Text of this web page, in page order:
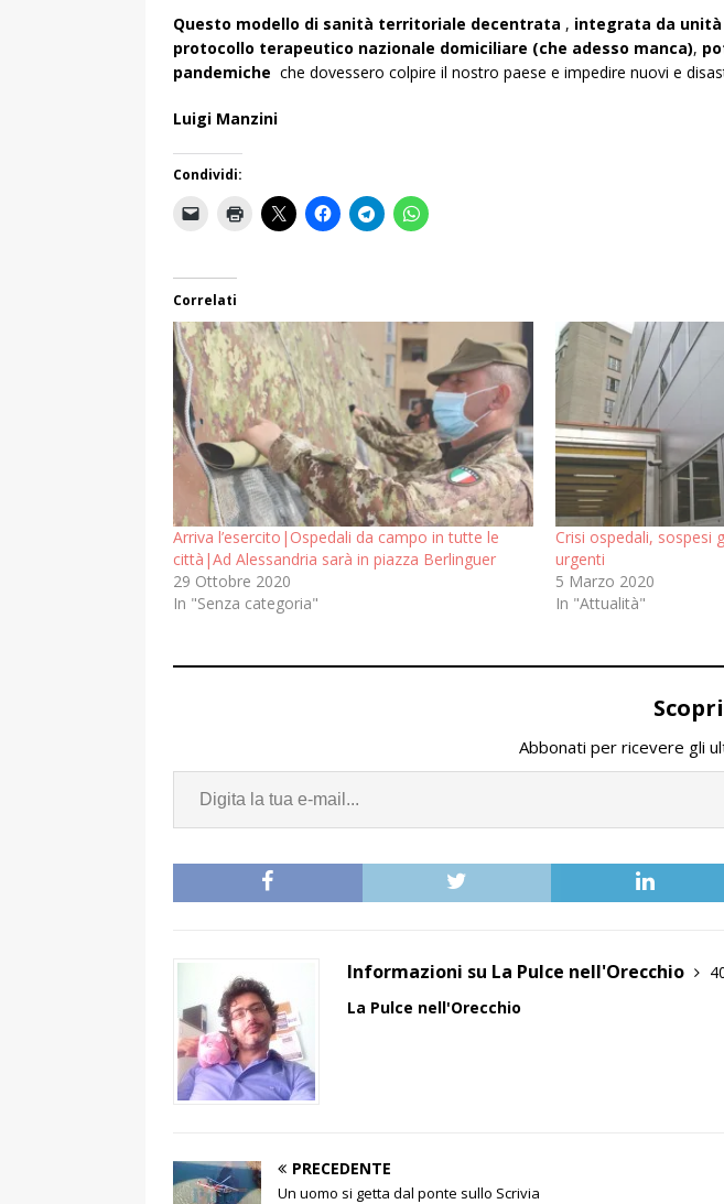
Questo modello di sanità territoriale decentrata , integrata da unità
protocollo terapeutico nazionale domiciliare (che adesso manca),
pandemiche che dovessero colpire il nostro paese e impedire nuovi e
Luigi Manzini
Condividi:
Correlati
Arriva l’esercito|Ospedali da campo in tutte le
città|Ad Alessandria sarà in piazza Berlinguer
29 Ottobre 2020
In "Senza categoria"
Crisi ospedali, sospesi
urgenti
5 Marzo 2020
In "Attualità"
Abbonati per ricevere gli
Informazioni su La Pulce nell'Orecchio
La Pulce nell'Orecchio
PRECEDENTE
Un uomo si getta dal ponte sullo Scrivia